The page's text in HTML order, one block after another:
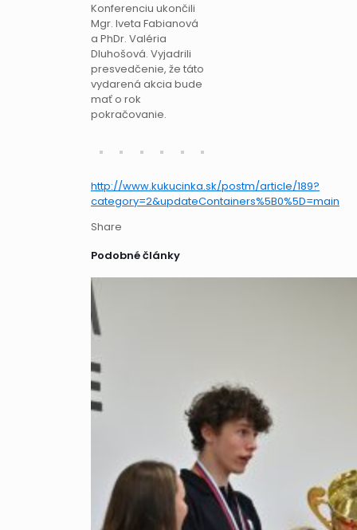
Konferenciu ukončili
Mgr. Iveta Fabianová
a PhDr. Valéria
Dluhošová. Vyjadrili
presvedčenie, že táto
vydarená akcia bude
mať o rok
pokračovanie.
http://www.kukucinka.sk/postm/article/189?
category=2&updateContainers%5B0%5D=main
Share
Podobné články